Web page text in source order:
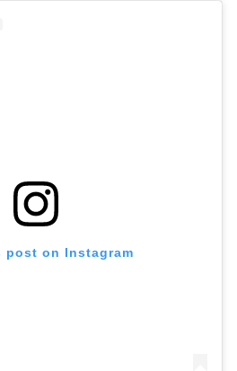
post on Instagram